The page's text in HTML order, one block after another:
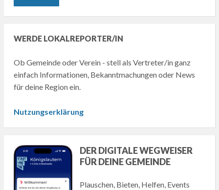
WERDE LOKALREPORTER/IN
Ob Gemeinde oder Verein - stell als Vertreter/in ganz
einfach Informationen, Bekanntmachungen oder News
für deine Region ein.
Nutzungserklärung
DER DIGITALE WEGWEISER
FÜR DEINE GEMEINDE
Plauschen, Bieten, Helfen, Events